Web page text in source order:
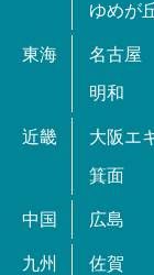
ゆめが
東海 名古屋
明和
近畿 大阪エ
箕面
中国 広島
九州 佐賀